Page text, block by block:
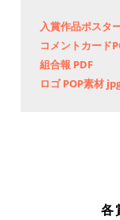
入賞作品ポスタ
コメントカード
組合報 PDF
ロゴ POP素材
各